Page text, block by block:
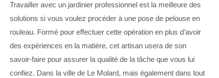
Travailler avec un jardinier professionnel est la meilleure des
solutions si vous voulez procéder à une pose de pelouse en
rouleau. Formé pour effectuer cette opération en plus d’avoir
des expériences en la matière, cet artisan usera de son
savoir-faire pour assurer la qualité de la tâche que vous lui
confiez. Dans la ville de Le Molard, mais également dans tout